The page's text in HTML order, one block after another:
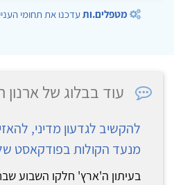
מטפלים.ותעדכנו את תחומי
עוד בבלוג של ארנון
להקשיב לגדעון מדיני,
מנעד הקולות בפודקאסט
בעיתון ה'ארץ' חלקו השבוע